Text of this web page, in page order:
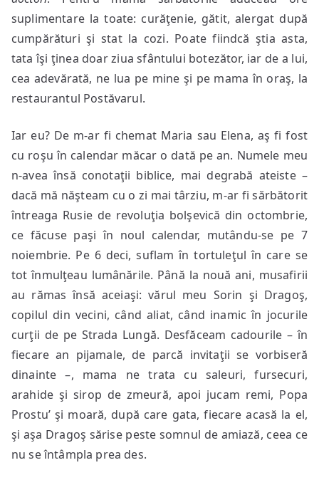
suplimentare la toate: curăţenie, gătit, alergat după
cumpărături şi stat la cozi. Poate fiindcă ştia asta,
tata îşi ţinea doar ziua sfântului botezător, iar de a lui,
cea adevărată, ne lua pe mine şi pe mama în oraş, la
restaurantul Postăvarul.
Iar eu? De m-ar fi chemat Maria sau Elena, aş fi fost
cu roşu în calendar măcar o dată pe an. Numele meu
n-avea însă conotaţii biblice, mai degrabă ateiste –
dacă mă năşteam cu o zi mai târziu, m-ar fi sărbătorit
întreaga Rusie de revoluţia bolşevică din octombrie,
ce făcuse paşi în noul calendar, mutându-se pe 7
noiembrie. Pe 6 deci, suflam în tortuleţul în care se
tot înmulţeau lumânările. Până la nouă ani, musafirii
au rămas însă aceiaşi: vărul meu Sorin şi Dragoş,
copilul din vecini, când aliat, când inamic în jocurile
curţii de pe Strada Lungă. Desfăceam cadourile – în
fiecare an pijamale, de parcă invitaţii se vorbiseră
dinainte –, mama ne trata cu saleuri, fursecuri,
arahide şi sirop de zmeură, apoi jucam remi, Popa
Prostu’ şi moară, după care gata, fiecare acasă la el,
şi aşa Dragoş sărise peste somnul de amiază, ceea ce
nu se întâmpla prea des.